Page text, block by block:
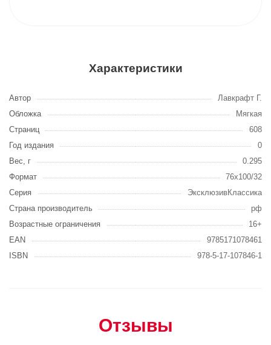
Характеристики
Автор
Лавкрафт Г.
Обложка
Мягкая
Страниц
608
Год издания
0
Вес, г
0.295
Формат
76x100/32
Серия
ЭксклюзивКлассика
Страна производитель
рф
Возрастные ограничения
16+
EAN
9785171078461
ISBN
978-5-17-107846-1
Отзывы